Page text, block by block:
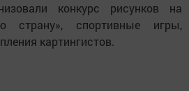
конкурс рисунков на
страну», спортивные игры,
картингистов.